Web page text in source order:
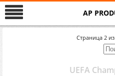
AP
Страница 2 из
UEFA